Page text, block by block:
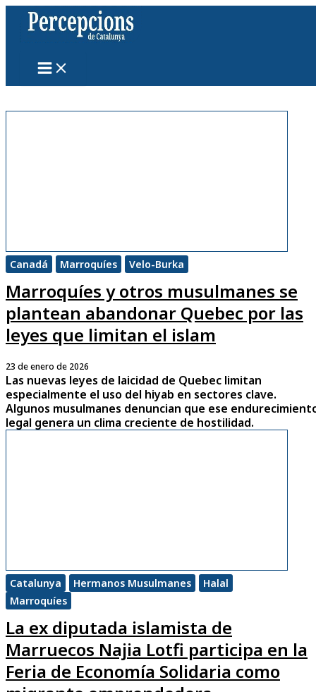
contenido
Canadá Marroquíes Velo-Burka
Marroquíes y otros musulmanes se
plantean abandonar Quebec por las
leyes que limitan el islam
23 de enero de 2026
Las nuevas leyes de laicidad de Quebec limitan
especialmente el uso del hiyab en sectores clave.
Algunos musulmanes denuncian que ese
legal genera un clima creciente de hostilidad.
Catalunya Hermanos Musulmanes
Halal
Marroquíes
La ex diputada islamista de
Marruecos Najia Lotfi participa en la
Feria de Economía Solidaria como